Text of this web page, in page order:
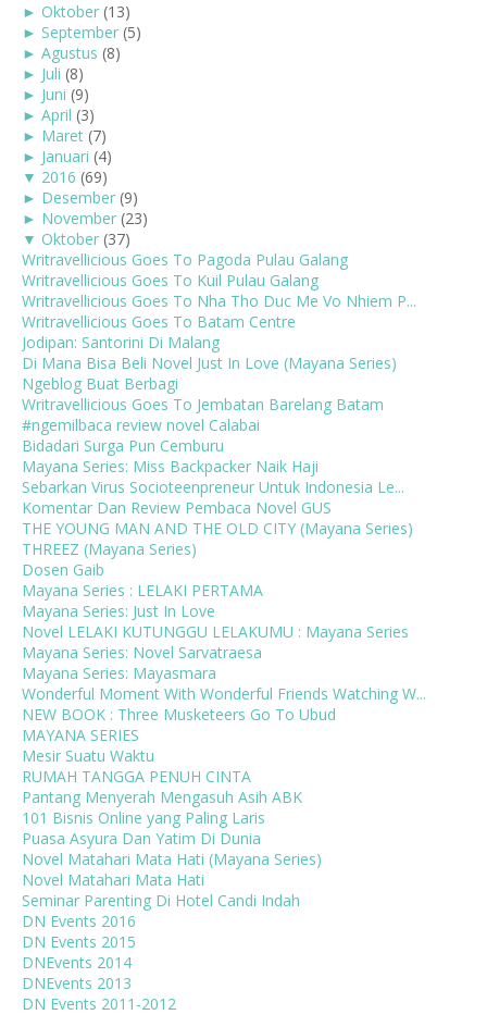
► Oktober (13)
► September (5)
► Agustus (8)
► Juli (8)
► Juni (9)
► April (3)
► Maret (7)
► Januari (4)
▼ 2016 (69)
► Desember (9)
► November (23)
▼ Oktober (37)
Writravellicious Goes To Pagoda Pulau Galang
Writravellicious Goes To Kuil Pulau Galang
Writravellicious Goes To Nha Tho Duc Me Vo Nhiem P...
Writravellicious Goes To Batam Centre
Jodipan: Santorini Di Malang
Di Mana Bisa Beli Novel Just In Love (Mayana Series)
Ngeblog Buat Berbagi
Writravellicious Goes To Jembatan Barelang Batam
#ngemilbaca review novel Calabai
Bidadari Surga Pun Cemburu
Mayana Series: Miss Backpacker Naik Haji
Sebarkan Virus Socioteenpreneur Untuk Indonesia Le...
Komentar Dan Review Pembaca Novel GUS
THE YOUNG MAN AND THE OLD CITY (Mayana Series)
THREEZ (Mayana Series)
Dosen Gaib
Mayana Series : LELAKI PERTAMA
Mayana Series: Just In Love
Novel LELAKI KUTUNGGU LELAKUMU : Mayana Series
Mayana Series: Novel Sarvatraesa
Mayana Series: Mayasmara
Wonderful Moment With Wonderful Friends Watching W...
NEW BOOK : Three Musketeers Go To Ubud
MAYANA SERIES
Mesir Suatu Waktu
RUMAH TANGGA PENUH CINTA
Pantang Menyerah Mengasuh Asih ABK
101 Bisnis Online yang Paling Laris
Puasa Asyura Dan Yatim Di Dunia
Novel Matahari Mata Hati (Mayana Series)
Novel Matahari Mata Hati
Seminar Parenting Di Hotel Candi Indah
DN Events 2016
DN Events 2015
DNEvents 2014
DNEvents 2013
DN Events 2011-2012